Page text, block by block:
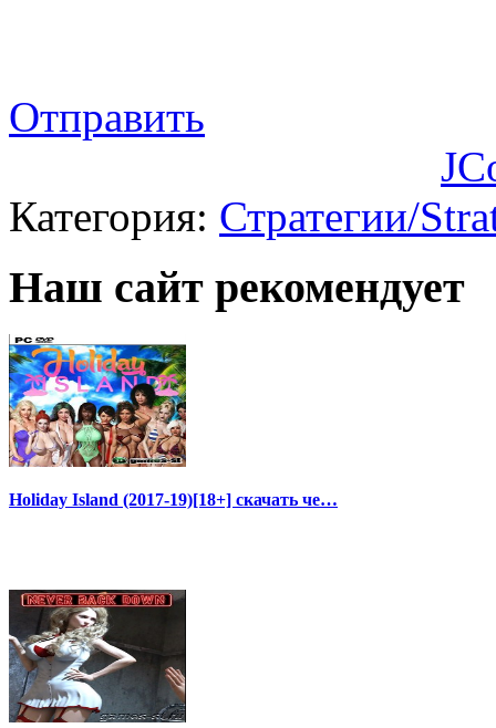
Отправить
Категория: Стратегии/
Наш сайт рекомендует
Holiday Island (2017-19)[18+] скачать че…